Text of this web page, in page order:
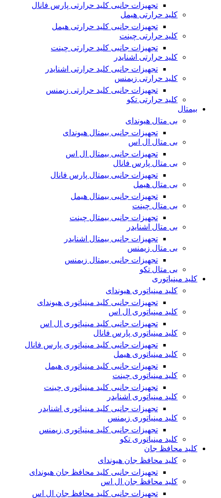
تجهیزات جانبی کلید حرارتی پارس فانال
کلید حرارتی هیمل
تجهیزات جانبی کلید حرارتی هیمل
کلید حرارتی چینت
تجهیزات جانبی کلید حرارتی چینت
کلید حرارتی اشنایدر
تجهیزات جانبی کلید حرارتی اشنایدر
کلید حرارتی زیمنس
تجهیزات جانبی کلید حرارتی زیمنس
کلید حرارتی تکو
بیمتال
بی متال هیوندای
تجهیزات جانبی بیمتال هیوندای
بی متال ال اس
تجهیزات جانبی بیمتال ال اس
بی متال پارس فانال
تجهیزات جانبی بیمتال پارس فانال
بی متال هیمل
تجهیزات جانبی بیمتال هیمل
بی متال چینت
تجهیزات جانبی بیمتال چینت
بی متال اشنایدر
تجهیزات جانبی بیمتال اشنایدر
بی متال زیمنس
تجهیزات جانبی بیمتال زیمنس
بی متال تکو
کلید مینیاتوری
کلید مینیاتوری هیوندای
تجهیزات جانبی کلید مینیاتوری هیوندای
کلید مینیاتوری ال اس
تجهیزات جانبی کلید مینیاتوری ال اس
کلید مینیاتوری پارس فانال
تجهیزات جانبی کلید مینیاتوری پارس فانال
کلید مینیاتوری هیمل
تجهیزات جانبی کلید مینیاتوری هیمل
کلید مینیاتوری چینت
تجهیزات جانبی کلید مینیاتوری چینت
کلید مینیاتوری اشنایدر
تجهیزات جانبی کلید مینیاتوری اشنایدر
کلید مینیاتوری زیمنس
تجهیزات جانبی کلید مینیاتوری زیمنس
کلید مینیاتوری تکو
کلید محافظ جان
کلید محافظ جان هیوندای
تجهیزات جانبی کلید محافظ جان هیوندای
کلید محافظ جان ال اس
تجهیزات جانبی کلید محافظ جان ال اس